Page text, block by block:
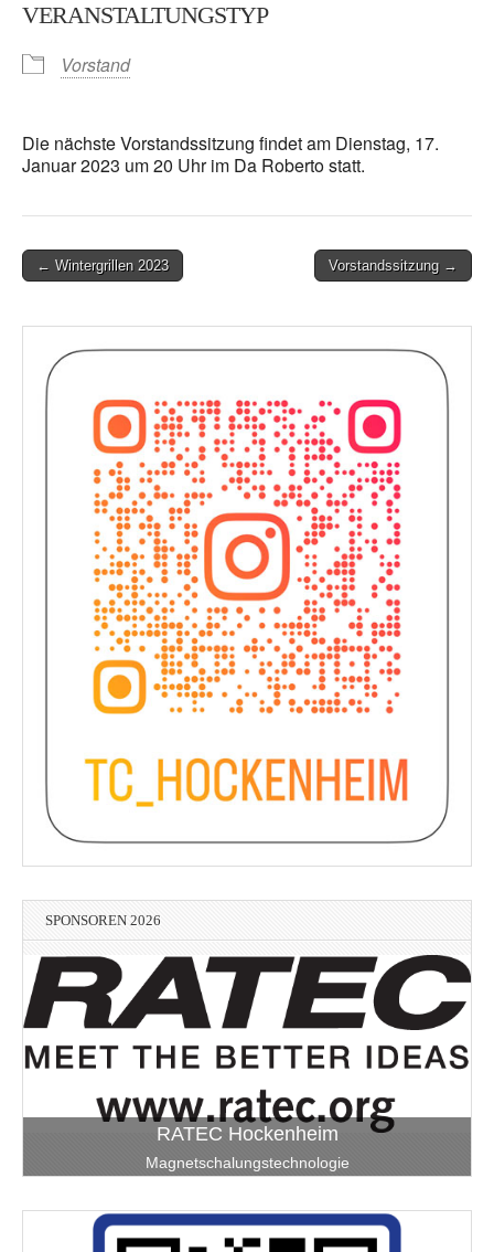
VERANSTALTUNGSTYP
Vorstand
Die nächste Vorstandssitzung findet am Dienstag, 17.
Januar 2023 um 20 Uhr im Da Roberto statt.
Post← Wintergrillen 2023 Vorstandssitzung →
SPONSOREN 2026
RATEC Hockenheim
Magnetschalungstechnologie